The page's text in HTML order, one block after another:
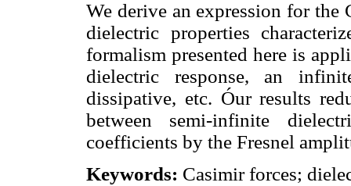
We derive an expression for
dielectric properties
formalism presented here is
dielectric response, an
dissipative, etc. Óur results
between semi-infinite
coefficients by the Fresnel
Keywords: Casimir forces;